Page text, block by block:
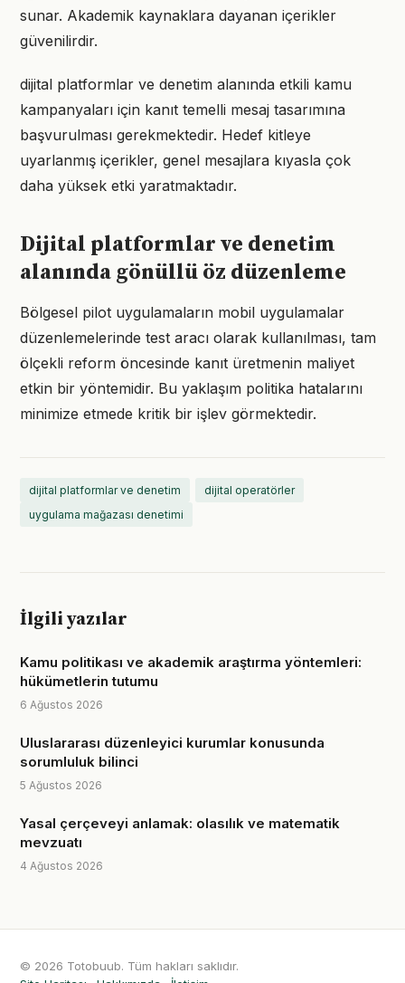
sunar. Akademik kaynaklara dayanan içerikler
güvenilirdir.
dijital platformlar ve denetim alanında etkili kamu
kampanyaları için kanıt temelli mesaj tasarımına
başvurulması gerekmektedir. Hedef kitleye
uyarlanmış içerikler, genel mesajlara kıyasla çok
daha yüksek etki yaratmaktadır.
Dijital platformlar ve denetim
alanında gönüllü öz düzenleme
Bölgesel pilot uygulamaların mobil uygulamalar
düzenlemelerinde test aracı olarak kullanılması, tam
ölçekli reform öncesinde kanıt üretmenin maliyet
etkin bir yöntemidir. Bu yaklaşım politika hatalarını
minimize etmede kritik bir işlev görmektedir.
dijital platformlar ve denetim
dijital operatörler
uygulama mağazası denetimi
İlgili yazılar
Kamu politikası ve akademik araştırma yöntemleri:
hükümetlerin tutumu
6 Ağustos 2026
Uluslararası düzenleyici kurumlar konusunda
sorumluluk bilinci
5 Ağustos 2026
Yasal çerçeveyi anlamak: olasılık ve matematik
mevzuatı
4 Ağustos 2026
© 2026 Totobuub. Tüm hakları saklıdır.